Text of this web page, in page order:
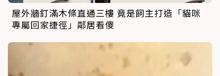
屋外牆釘滿木條直通三樓 竟是飼主打造「貓咪
專屬回家捷徑」鄰居看傻